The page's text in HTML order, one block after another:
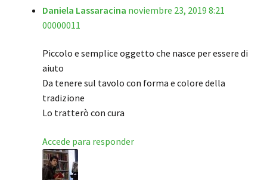
Valorado en5
de 5
Daniela Lassaracina noviembre 23, 2019 8:21
00000011
Piccolo e semplice oggetto che nasce per essere di
aiuto
Da tenere sul tavolo con forma e colore della
tradizione
Lo tratterò con cura
Accede para responder